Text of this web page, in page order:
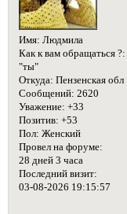
Имя: Людмила
Как к вам обращаться ?:
"ты"
Откуда: Пензенская обл
Сообщений: 2620
Уважение: +33
Позитив: +53
Пол: Женский
Провел на форуме:
28 дней 3 часа
Последний визит:
03-08-2026 19:15:57